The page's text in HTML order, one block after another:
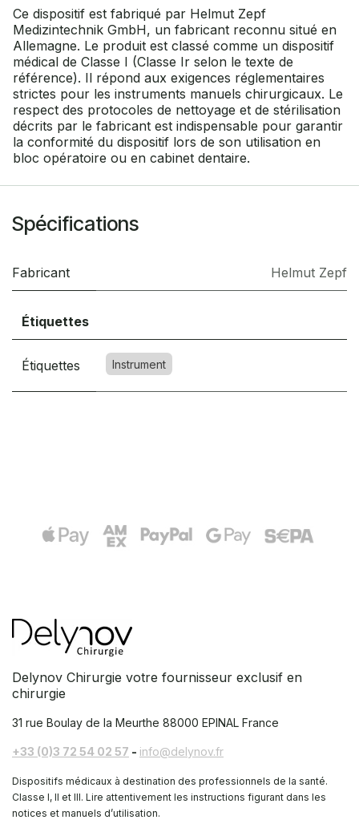
Ce dispositif est fabriqué par Helmut Zepf
Medizintechnik GmbH, un fabricant reconnu situé en
Allemagne. Le produit est classé comme un dispositif
médical de Classe I (Classe Ir selon le texte de
référence). Il répond aux exigences réglementaires
strictes pour les instruments manuels chirurgicaux. Le
respect des protocoles de nettoyage et de stérilisation
décrits par le fabricant est indispensable pour garantir
la conformité du dispositif lors de son utilisation en
bloc opératoire ou en cabinet dentaire.
Spécifications
Fabricant Helmut Zepf
Étiquettes
Étiquettes Instrument
Delynov Chirurgie votre fournisseur exclusif en
chirurgie
31 rue Boulay de la Meurthe 88000 EPINAL France
+33 (0)3 72 54 02 57 - info@delynov.fr
Dispositifs médicaux à destination des professionnels de la santé.
Classe I, II et III. Lire attentivement les instructions figurant dans les
notices et manuels d’utilisation.